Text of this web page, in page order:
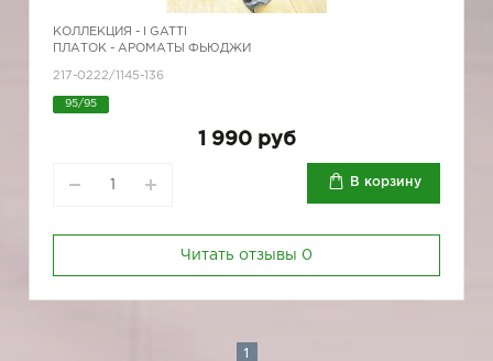
КОЛЛЕКЦИЯ -
I GATTI
ПЛАТОК - АРОМАТЫ ФЬЮДЖИ
217-0222/1145-136
95/95
1 990 руб
В корзину
Читать отзывы 0
1